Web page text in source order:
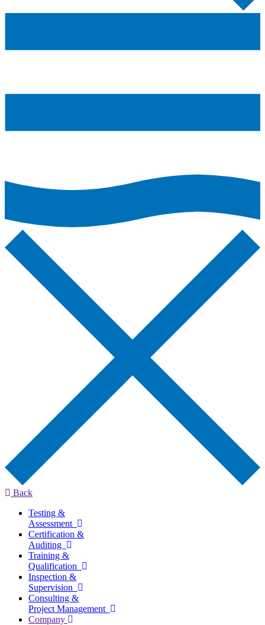
Back
Testing &
Assessment
Certification &
Auditing
Training &
Qualification
Inspection &
Supervision
Consulting &
Project Management
Company